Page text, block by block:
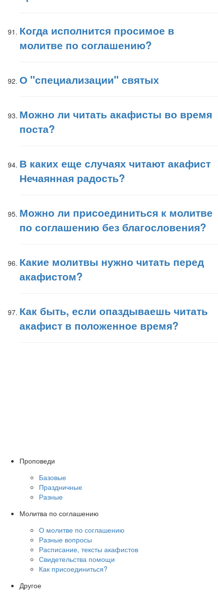
Когда исполнится просимое в
молитве по соглашению?
О "специализации" святых
Можно ли читать акафисты во время
поста?
В каких еще случаях читают акафист
Нечаянная радость?
Можно ли присоединиться к молитве
по соглашению без благословения?
Какие молитвы нужно читать перед
акафистом?
Как быть, если опаздываешь читать
акафист в положенное время?
Проповеди
Базовые
Праздничные
Разные
Молитва по соглашению
О молитве по соглашению
Разные вопросы
Расписание, тексты акафистов
Свидетельства помощи
Как присоединиться?
Другое